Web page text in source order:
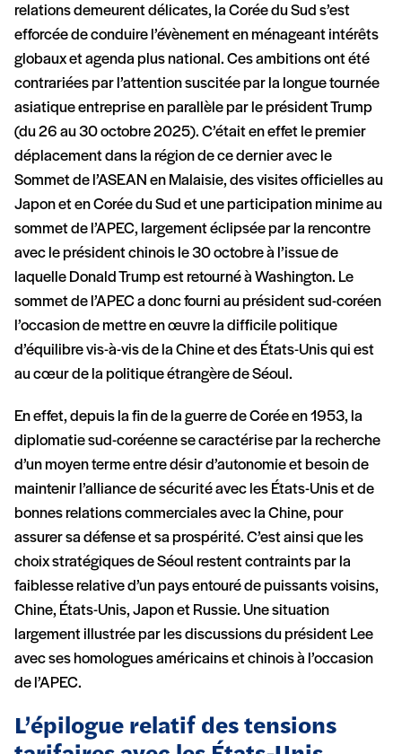
relations demeurent délicates, la Corée du Sud s’est
efforcée de conduire l’évènement en ménageant intérêts
globaux et agenda plus national. Ces ambitions ont été
contrariées par l’attention suscitée par la longue tournée
asiatique entreprise en parallèle par le président Trump
(du 26 au 30 octobre 2025). C’était en effet le premier
déplacement dans la région de ce dernier avec le
Sommet de l’ASEAN en Malaisie, des visites officielles au
Japon et en Corée du Sud et une participation minime au
sommet de l’APEC, largement éclipsée par la rencontre
avec le président chinois le 30 octobre à l’issue de
laquelle Donald Trump est retourné à Washington. Le
sommet de l’APEC a donc fourni au président sud-coréen
l’occasion de mettre en œuvre la difficile politique
d’équilibre vis-à-vis de la Chine et des États-Unis qui est
au cœur de la politique étrangère de Séoul.
En effet, depuis la fin de la guerre de Corée en 1953, la
diplomatie sud-coréenne se caractérise par la recherche
d’un moyen terme entre désir d’autonomie et besoin de
maintenir l’alliance de sécurité avec les États-Unis et de
bonnes relations commerciales avec la Chine, pour
assurer sa défense et sa prospérité. C’est ainsi que les
choix stratégiques de Séoul restent contraints par la
faiblesse relative d’un pays entouré de puissants voisins,
Chine, États-Unis, Japon et Russie. Une situation
largement illustrée par les discussions du président Lee
avec ses homologues américains et chinois à l’occasion
de l’APEC.
L’épilogue relatif des tensions